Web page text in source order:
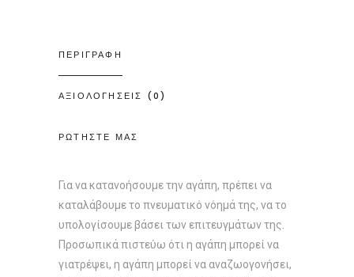
ΠΕΡΙΓΡΑΦΗ
ΑΞΙΟΛΟΓΗΣΕΙΣ (0)
ΡΩΤΗΣΤΕ ΜΑΣ
Για να κατανοήσουμε την αγάπη, πρέπει να
καταλάβουμε το πνευματικό νόημά της, να το
υπολογίσουμε βάσει των επιτευγμάτων της.
Προσωπικά πιστεύω ότι η αγάπη μπορεί να
γιατρέψει, η αγάπη μπορεί να αναζωογονήσει,